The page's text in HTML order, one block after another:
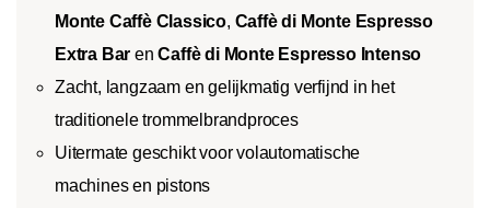
Monte Caffè Classico, Caffè di Monte Espresso
Extra Bar enCaffè di Monte Espresso Intenso
Zacht, langzaam en gelijkmatig verfijnd in het
traditionele trommelbrandproces
Uitermate geschikt voor volautomatische
machines en pistons